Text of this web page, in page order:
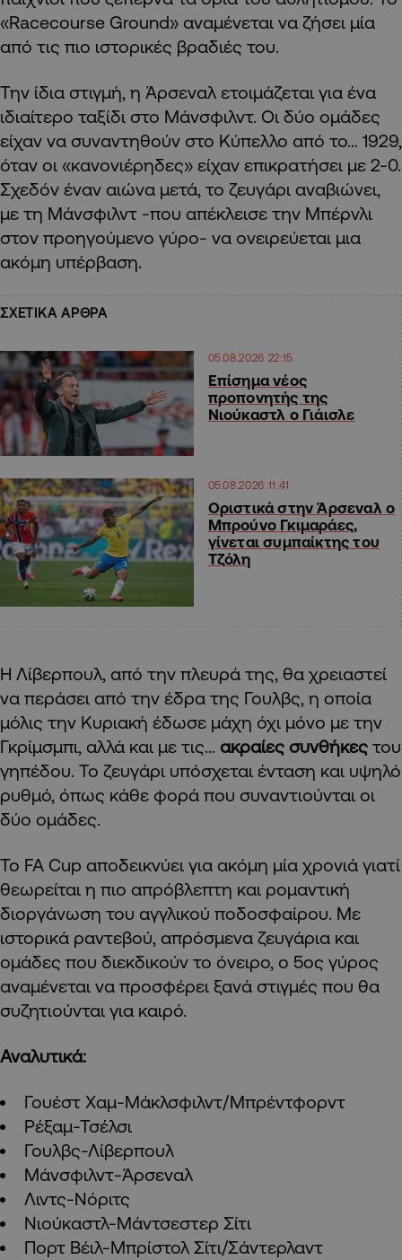
«Racecourse Ground» αναμένεται να ζήσει μία
από τις πιο ιστορικές βραδιές του.
Την ίδια στιγμή, η Άρσεναλ ετοιμάζεται για ένα
ιδιαίτερο ταξίδι στο Μάνσφιλντ. Οι δύο ομάδες
είχαν να συναντηθούν στο Κύπελλο από το… 1929,
όταν οι «κανονιέρηδες» είχαν επικρατήσει με 2-0.
Σχεδόν έναν αιώνα μετά, το ζευγάρι αναβιώνει,
με τη Μάνσφιλντ -που απέκλεισε την Μπέρνλι
στον προηγούμενο γύρο- να ονειρεύεται μια
ακόμη υπέρβαση.
ΣΧΕΤΙΚΑ ΑΡΘΡΑ
05.08.2026 22:15
Επίσημα νέος
προπονητής της
Νιούκαστλ ο Γιάισλε
05.08.2026 11:41
Οριστικά στην Άρσεναλ ο
Μπρούνο Γκιμαράες,
γίνεται συμπαίκτης του
Τζόλη
Η Λίβερπουλ, από την πλευρά της, θα χρειαστεί
να περάσει από την έδρα της Γουλβς, η οποία
μόλις την Κυριακή έδωσε μάχη όχι μόνο με την
Γκρίμσμπι, αλλά και με τις… ακραίες συνθήκες του
γηπέδου. Το ζευγάρι υπόσχεται ένταση και υψηλό
ρυθμό, όπως κάθε φορά που συναντιούνται οι
δύο ομάδες.
Το FA Cup αποδεικνύει για ακόμη μία χρονιά γιατί
θεωρείται η πιο απρόβλεπτη και ρομαντική
διοργάνωση του αγγλικού ποδοσφαίρου. Με
ιστορικά ραντεβού, απρόσμενα ζευγάρια και
ομάδες που διεκδικούν το όνειρο, ο 5ος γύρος
αναμένεται να προσφέρει ξανά στιγμές που θα
συζητιούνται για καιρό.
Αναλυτικά:
Γουέστ Χαμ-Μάκλσφιλντ/Μπρέντφορντ
Ρέξαμ-Τσέλσι
Γουλβς-Λίβερπουλ
Μάνσφιλντ-Άρσεναλ
Λιντς-Νόριτς
Νιούκαστλ-Μάντσεστερ Σίτι
Πορτ Βέιλ-Μπρίστολ Σίτι/Σάντερλαντ